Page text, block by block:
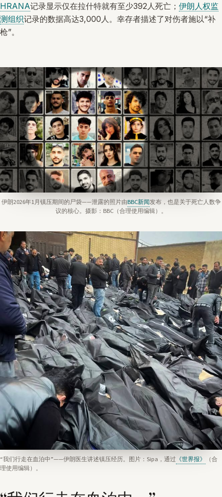
HRANA记录显示仅在拉什特就有至少392人死亡； 伊朗人权监
测组织记录的数据高达3,000人。幸存者描述了对伤者施以“补
枪”。
伊朗2026年1月镇压期间的尸袋——泄露的照片由BBC新闻发布，也是关于死亡人数争
议的核心。摄影：BBC（合理使用编辑）。
“我们行走在血泊中”——伊朗医生讲述镇压经历。图片：Sipa，通过 《世界报》
（合
理使用编辑）。